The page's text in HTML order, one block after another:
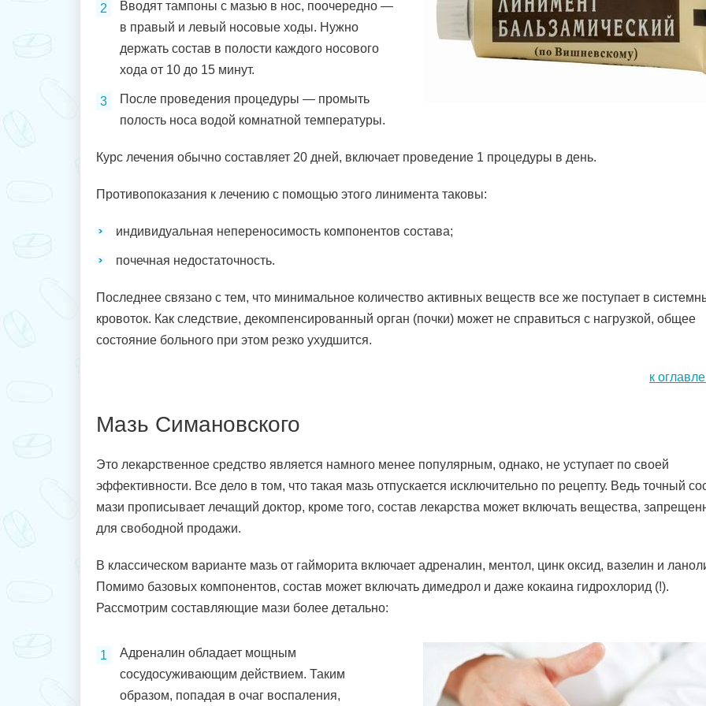
Вводят тампоны с мазью в нос, поочередно —
в правый и левый носовые ходы. Нужно
держать состав в полости каждого носового
хода от 10 до 15 минут.
После проведения процедуры — промыть
полость носа водой комнатной температуры.
Курс лечения обычно составляет 20 дней, включает проведение 1 процедуры в день.
Противопоказания к лечению с помощью этого линимента таковы:
индивидуальная непереносимость компонентов состава;
почечная недостаточность.
Последнее связано с тем, что минимальное количество активных веществ все же поступает в
кровоток. Как следствие, декомпенсированный орган (почки) может не справиться с нагрузкой, общее
состояние больного при этом резко ухудшится.
к
Мазь Симановского
Это лекарственное средство является намного менее популярным, однако, не уступает по своей
эффективности. Все дело в том, что такая мазь отпускается исключительно по рецепту. Ведь точный
мази прописывает лечащий доктор, кроме того, состав лекарства может включать вещества,
для свободной продажи.
В классическом варианте мазь от гайморита включает адреналин, ментол, цинк оксид, вазелин и
Помимо базовых компонентов, состав может включать димедрол и даже кокаина гидрохлорид (!).
Рассмотрим составляющие мази более детально:
Адреналин обладает мощным
сосудосуживающим действием. Таким
образом, попадая в очаг воспаления,